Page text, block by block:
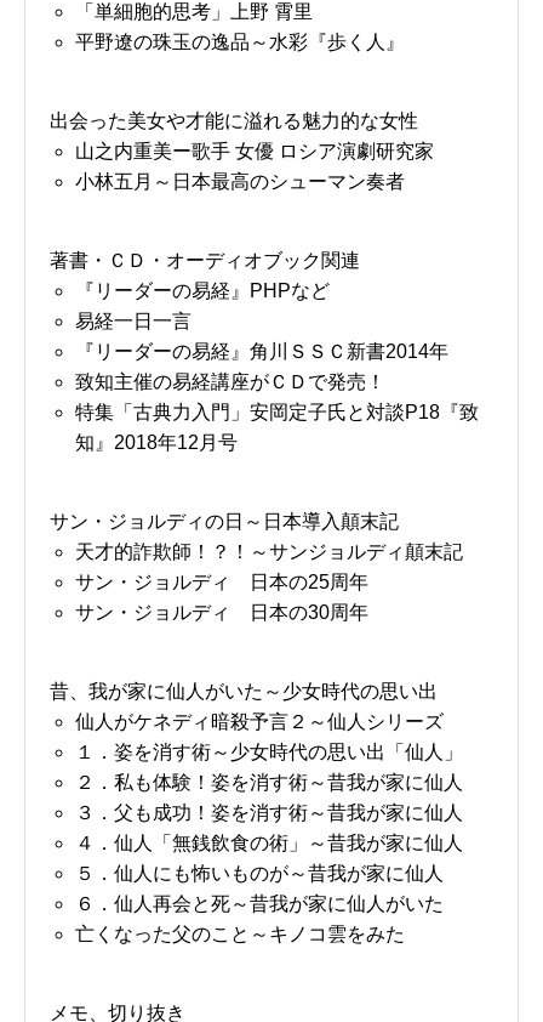
「単細胞的思考」上野 霄里
平野遼の珠玉の逸品～水彩『歩く人』
出会った美女や才能に溢れる魅力的な女性
山之内重美ー歌手 女優 ロシア演劇研究家
小林五月～日本最高のシューマン奏者
著書・ＣＤ・オーディオブック関連
『リーダーの易経』PHPなど
易経一日一言
『リーダーの易経』角川ＳＳＣ新書2014年
致知主催の易経講座がＣＤで発売！
特集「古典力入門」安岡定子氏と対談P18『致
知』2018年12月号
サン・ジョルディの日～日本導入顛末記
天才的詐欺師！？！～サンジョルディ顛末記
サン・ジョルディ 日本の25周年
サン・ジョルディ 日本の30周年
昔、我が家に仙人がいた～少女時代の思い出
仙人がケネディ暗殺予言２～仙人シリーズ
１．姿を消す術～少女時代の思い出「仙人」
２．私も体験！姿を消す術～昔我が家に仙人
３．父も成功！姿を消す術～昔我が家に仙人
４．仙人「無銭飲食の術」～昔我が家に仙人
５．仙人にも怖いものが～昔我が家に仙人
６．仙人再会と死～昔我が家に仙人がいた
亡くなった父のこと～キノコ雲をみた
メモ、切り抜き